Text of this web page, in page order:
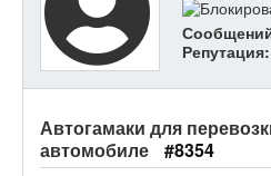
Репутация:
Автогамаки для
автомобиле
#8354